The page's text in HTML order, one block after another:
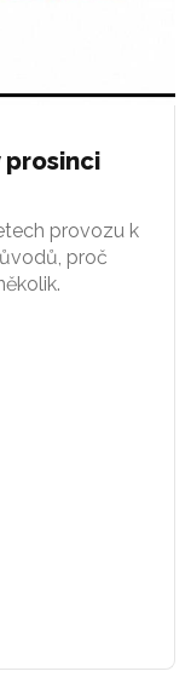
prosinci
provozu k
proč